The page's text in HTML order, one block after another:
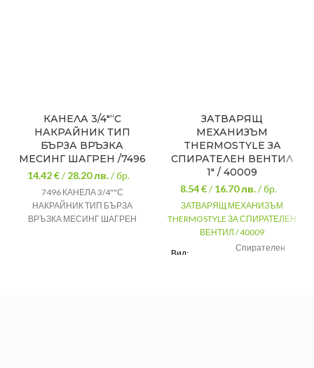
КАНЕЛА 3/4″“С
НАКРАЙНИК ТИП
БЪРЗА ВРЪЗКА
МЕСИНГ ШАГРЕН /7496
14.42 €/28.20лв./ бр.
7496 КАНЕЛА 3/4""С
НАКРАЙНИК ТИП БЪРЗА
ВРЪЗКА МЕСИНГ ШАГРЕН
ЗАТВАРЯЩ
МЕХАНИЗЪМ
THERMOSTYLE ЗА
СПИРАТЕЛЕН ВЕНТИЛ
1″ / 40009
8.54 €/16.70лв./ бр.
ЗАТВАРЯЩ МЕХАНИЗЪМ
THERMOSTYLE ЗА СПИРАТЕЛЕН
ВЕНТИЛ / 40009
Вид:
Спирателен